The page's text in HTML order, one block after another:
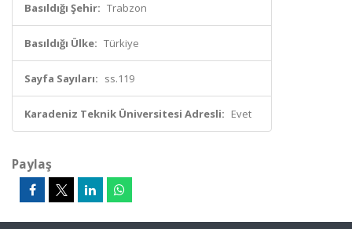
Basıldığı Şehir: Trabzon
Basıldığı Ülke: Türkiye
Sayfa Sayıları: ss.119
Karadeniz Teknik Üniversitesi Adresli: Evet
Paylaş